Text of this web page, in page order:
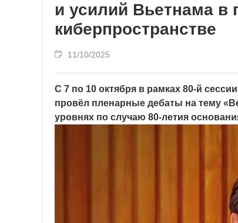
и усилий Вьетнама в
киберпространстве
11/10/2025
С 7 по 10 октября в рамках 80-й
провёл пленарные дебаты на тему
уровнях по случаю 80-летия